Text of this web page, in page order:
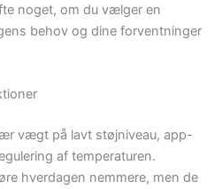
noget, om du vælger en
behov og dine forventninger
vægt på lavt støjniveau, app-
af temperaturen.
hverdagen nemmere, men de